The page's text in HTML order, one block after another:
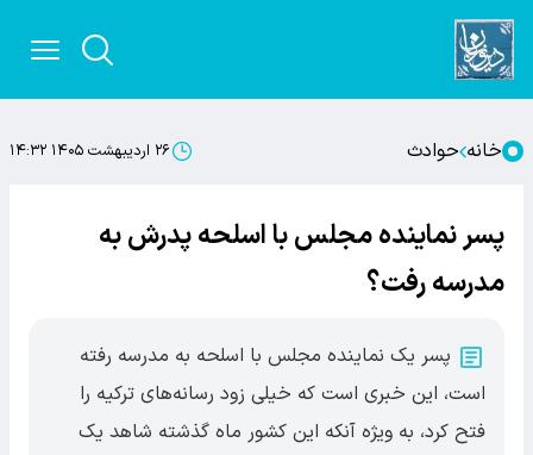
خانه حوادث ۲۶ اردیبهشت ۱۴۰۵ ۱۴:۳۲
پسر نماینده مجلس با اسلحه پدرش به
مدرسه رفت؟
پسر یک نماینده مجلس با اسلحه به مدرسه رفته
است، این خبری است که خیلی زود رسانه‌های ترکیه را
فتح کرد، به ویژه آنکه این کشور ماه گذشته شاهد یک